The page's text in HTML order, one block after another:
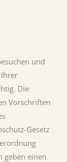
und
Die
Vorschriften
Gesetz
geben einen